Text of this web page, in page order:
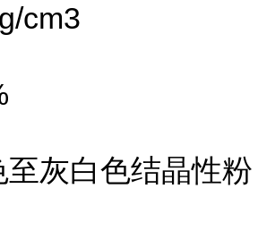
cm3
灰白色结晶性粉